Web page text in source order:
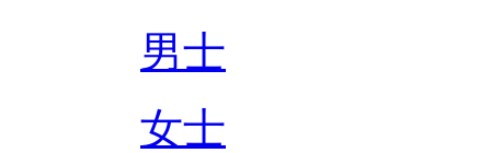
男士
女士